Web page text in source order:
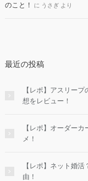
のこと！
に うさぎ より
最近の投稿
【レポ】アスリー
想をレビュー！
【レポ】オーダー
メ！
【レポ】ネット婚
由！